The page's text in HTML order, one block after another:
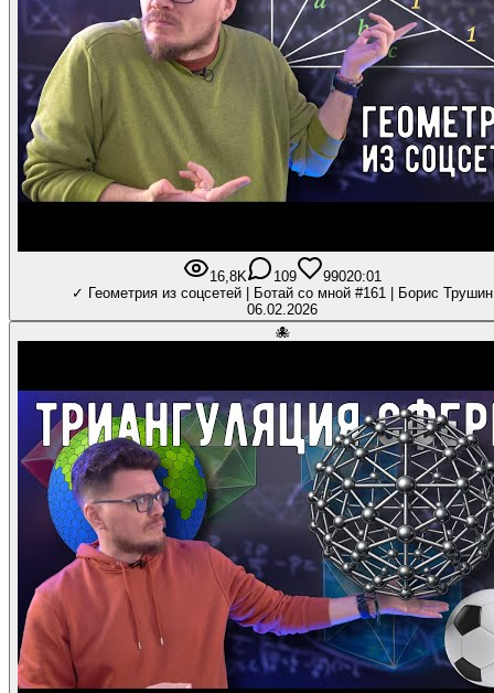
16,8K 109 99020:01
✓ Геометрия из соцсетей | Ботай со мной #161 | Борис Трушин
06.02.2026
🐙